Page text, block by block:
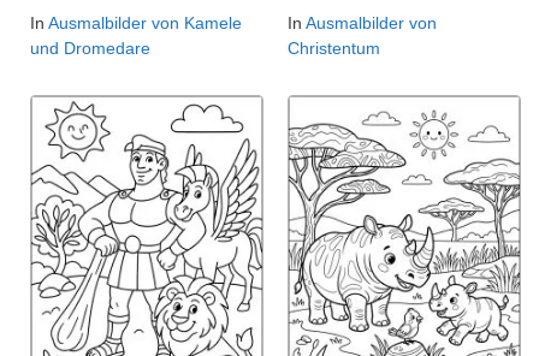
In Ausmalbilder von Kamele
und Dromedare
In Ausmalbilder von
Christentum